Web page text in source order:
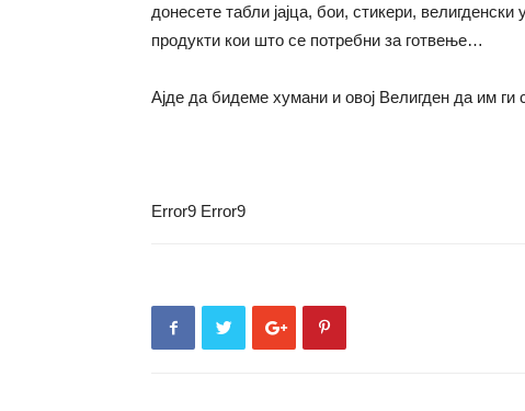
донесете табли јајца, бои, стикери,
продукти кои што се потребни за готвење…
Ајде да бидеме хумани и овој Велигден да им
Error9 Error9